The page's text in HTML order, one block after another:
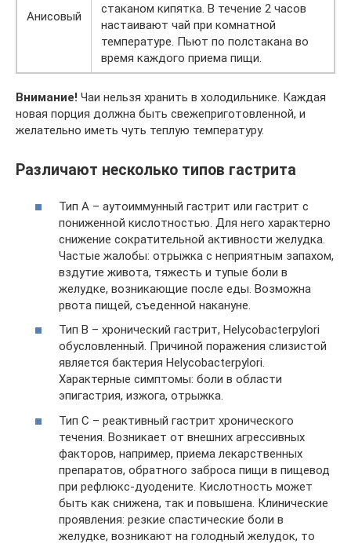
Анисовый
стаканом кипятка. В течение 2 часов
настаивают чай при комнатной
температуре. Пьют по полстакана во
время каждого приема пищи.
Внимание! Чаи нельзя хранить в холодильнике. Каждая
новая порция должна быть свежеприготовленной, и
желательно иметь чуть теплую температуру.
Различают несколько типов гастрита
Тип А – аутоиммунный гастрит или гастрит с
пониженной кислотностью. Для него характерно
снижение сократительной активности желудка.
Частые жалобы: отрыжка с неприятным запахом,
вздутие живота, тяжесть и тупые боли в
желудке, возникающие после еды. Возможна
рвота пищей, съеденной накануне.
Тип В – хронический гастрит, Helycobacterpylori
обусловленный. Причиной поражения слизистой
является бактерия Helycobacterpylori.
Характерные симптомы: боли в области
эпигастрия, изжога, отрыжка.
Тип С – реактивный гастрит хронического
течения. Возникает от внешних агрессивных
факторов, например, приема лекарственных
препаратов, обратного заброса пищи в пищевод
при рефлюкс-дуодените. Кислотность может
быть как снижена, так и повышена. Клинические
проявления: резкие спастические боли в
желудке, возникают на голодный желудок, то